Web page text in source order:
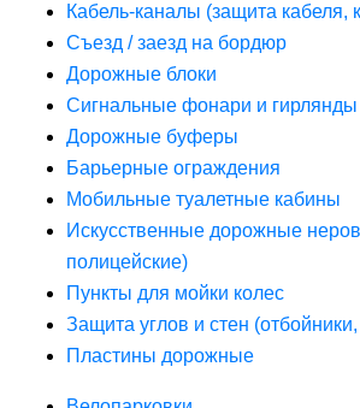
Кабель-каналы (защита кабеля,
Съезд / заезд на бордюр
Дорожные блоки
Сигнальные фонари и гирлянды
Дорожные буферы
Барьерные ограждения
Мобильные туалетные кабины
Искусственные дорожные
полицейские)
Пункты для мойки колес
Защита углов и стен
Пластины дорожные